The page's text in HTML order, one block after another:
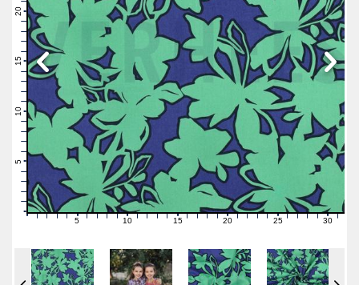
0
1
3
8
10
11
14
15
16
18
19
20
21
0 1 2 3 4 6 7 891011121314 161718192021222324 2627282930 31